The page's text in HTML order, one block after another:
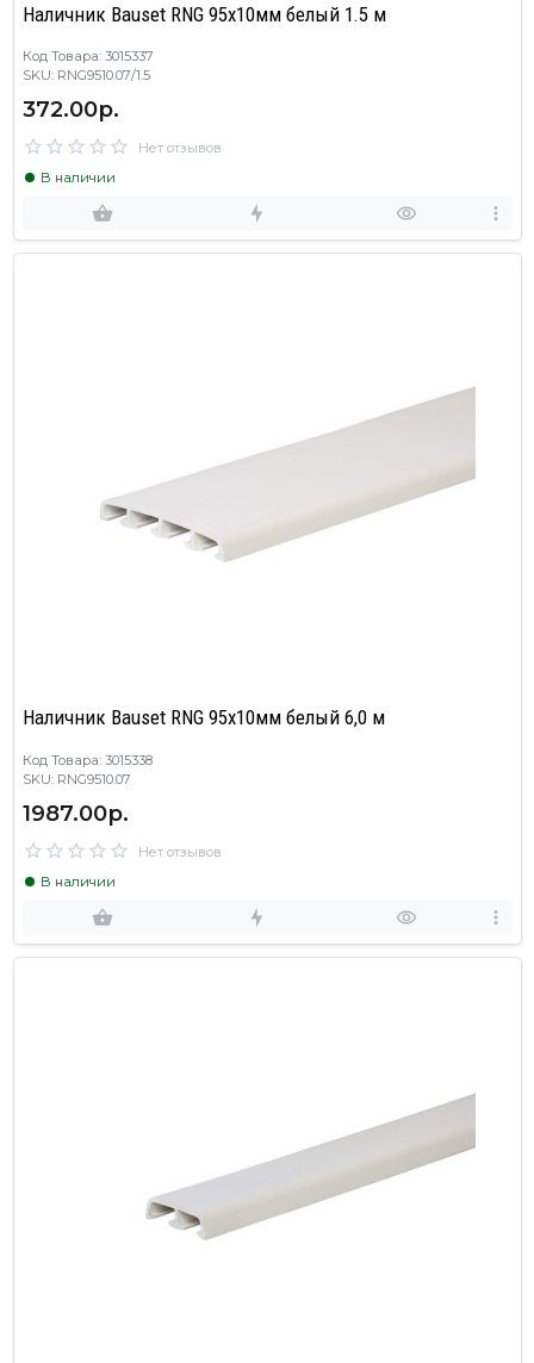
Наличник Bauset RNG 95х10мм белый 1.5 м
Код Товара: 3015337
SKU: RNG9510.07/1.5
372.00р.
Нет отзывов
В наличии
Наличник Bauset RNG 95х10мм белый 6,0 м
Код Товара: 3015338
SKU: RNG9510.07
1987.00р.
Нет отзывов
В наличии